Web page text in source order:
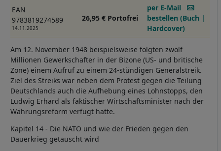
EAN
9783819274589
14.11.2025
26,95 € Portofrei
per E-Mail
bestellen (Buch |
Hardcover)
Am 12. November 1948 beispielsweise folgten zwölf
Millionen Gewerkschafter in der Bizone (US- und britische
Zone) einem Aufruf zu einem 24-stündigen Generalstreik.
Ziel des Streiks war neben dem Protest gegen die Teilung
Deutschlands auch die Aufhebung eines Lohnstopps, den
Ludwig Erhard als faktischer Wirtschaftsminister nach der
Währungsreform verfügt hatte.
Kapitel 14 - Die NATO und wie der Frieden gegen den
Dauerkrieg getauscht wird